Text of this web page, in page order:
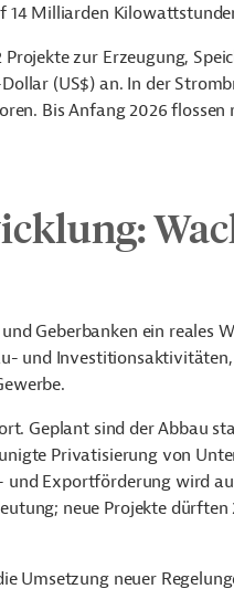
14 Milliarden
zur Erzeugung,
(US$) an. In der
Bis Anfang 2026
Geberbanken ein reales
und
Geplant sind der Abbau
Privatisierung von
und Exportförderung wird
neue Projekte
Umsetzung neuer